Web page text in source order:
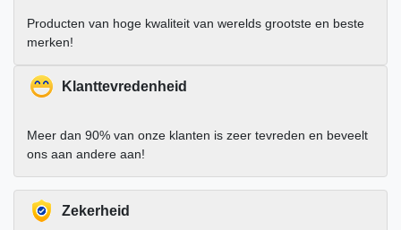
Producten van hoge kwaliteit van werelds grootste en beste
merken!
Klanttevredenheid
Meer dan 90% van onze klanten is zeer tevreden en beveelt
ons aan andere aan!
Zekerheid